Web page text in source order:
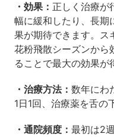
・効果： 正しく治療が
幅に緩和したり、長期
果が期待できます。ス
花粉飛散シーズンから
ることで最大の効果が
・治療方法： 数年にわ
1日1回、治療薬を舌の
・通院頻度： 最初は2